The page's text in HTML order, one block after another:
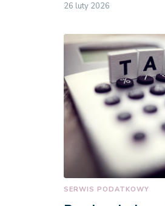
26 luty 2026
SERWIS PODATKOWY